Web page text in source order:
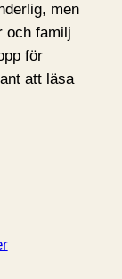
men
och familj
för
att läsa